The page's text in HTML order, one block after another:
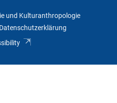
und Kulturanthropologie
Datenschutzerklärung